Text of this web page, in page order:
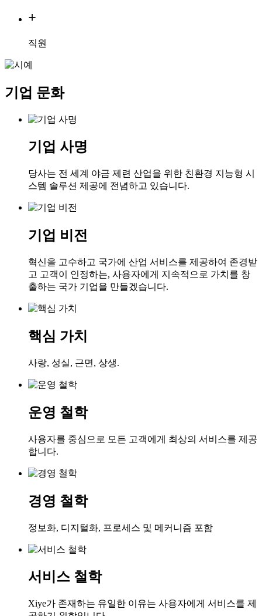
+
직원
기업 문화
기업 사명
당사는 전 세계 야금 제련 산업을 위한 친환경 지능형 시
스템 솔루션 제공에 전념하고 있습니다.
기업 비전
혁신을 고수하고 국가에 산업 서비스를 제공하여 존경받
고 고객이 인정하는, 사용자에게 지속적으로 가치를 창
출하는 국가 기업을 만들겠습니다.
핵심 가치
사랑, 성실, 근면, 상생.
운영 철학
사용자를 중심으로 모든 고객에게 최상의 서비스를 제공
합니다.
경영 철학
정보화, 디지털화, 프로세스 및 메커니즘 포함
서비스 철학
Xiye가 존재하는 유일한 이유는 사용자에게 서비스를 제